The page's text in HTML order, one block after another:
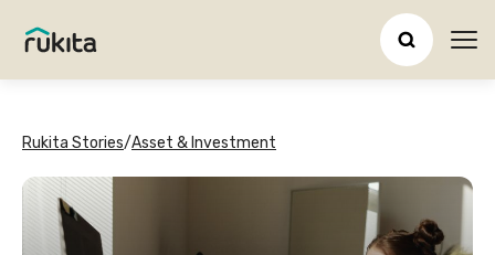
Rukita Stories/Asset & Investment